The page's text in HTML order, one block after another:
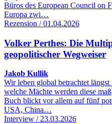
Büros des European Council on
Europa zwi…
Rezension / 01.04.2026
Volker Perthes: Die
geopolitischer Wegweiser
Jakob Kullik
Wir leben global betrachtet
welche Mächte werden diese
Buch blickt vor allem auf fünf
USA, China…
Interview / 23.03.2026